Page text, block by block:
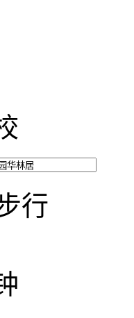
行